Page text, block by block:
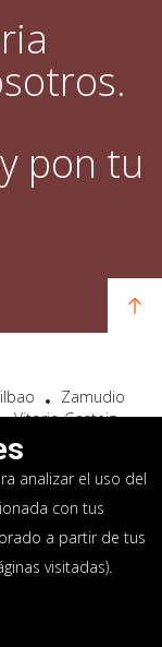
pon tu
Zamudio
Vitoria-Gasteiz
analizar el uso del
con tus
a partir de tus
visitadas).